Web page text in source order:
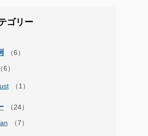
ゴリー